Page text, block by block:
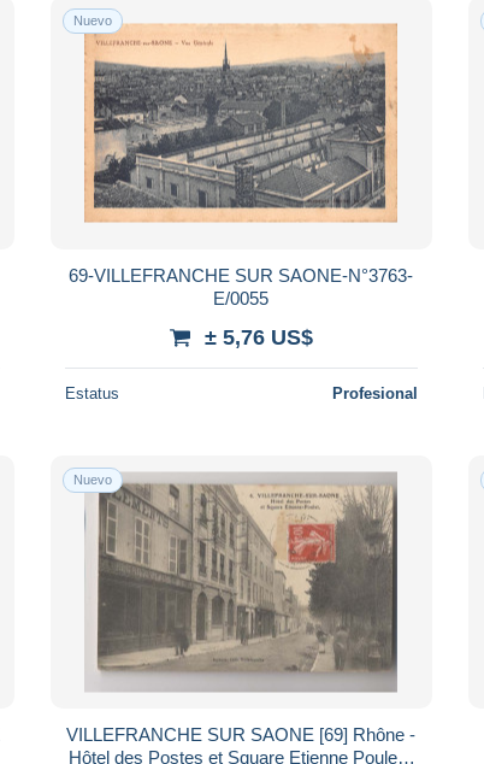
Nuevo
69-VILLEFRANCHE SUR SAONE-N°3763-
E/0055
± 5,76 US$
Estatus Profesional
Nuevo
VILLEFRANCHE SUR SAONE [69] Rhône -
Hôtel des Postes et Square Etienne Poulet -